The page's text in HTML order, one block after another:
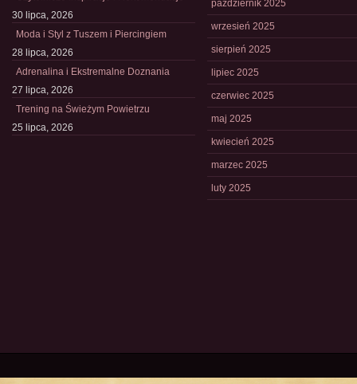
30 lipca, 2026
Moda i Styl z Tuszem i Piercingiem
28 lipca, 2026
Adrenalina i Ekstremalne Doznania
27 lipca, 2026
Trening na Świeżym Powietrzu
25 lipca, 2026
październik 2025
wrzesień 2025
sierpień 2025
lipiec 2025
czerwiec 2025
maj 2025
kwiecień 2025
marzec 2025
luty 2025